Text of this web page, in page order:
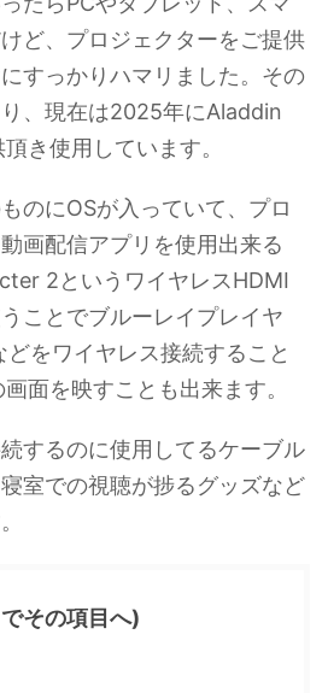
ど、プロジェクターをご提供
すっかりハマリました。その
、現在は2025年にAladdin
き使用しています。
のにOSが入っていて、プロ
画配信アプリを使用出来る
2というワイヤレスHDMI
ことでブルーレイプレイヤ
をワイヤレス接続すること
面を映すことも出来ます。
するのに使用してるケーブル
室での視聴が捗るグッズなど
その項目へ)